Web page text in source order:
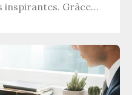
inspirantes. Grâce…